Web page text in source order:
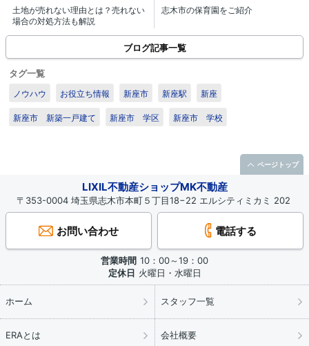
土地が売れない理由とは？売れない
場合の対処方法も解説
志木市の保育園をご紹介
ブログ記事一覧
タグ一覧
ノウハウ お役立ち情報 新座市 新座駅 新座
新座市 新築一戸建て 新座市 学区 新座市 学校
LIXIL不動産ショップMK不動産
〒353-0004 埼玉県志木市本町５丁目18−22 エルシティミカミ 202
お問い合わせ 電話する
営業時間 10：00～19：00
定休日 火曜日・水曜日
ホーム スタッフ一覧
ERAとは 会社概要
ページトップ